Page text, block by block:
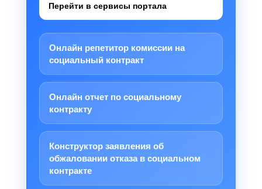
Перейти в сервисы портала
Онлайн репетитор комиссии на
социальный контракт
Онлайн отчет по социальному
контракту
Конструктор заявления об
обжаловании отказа в социальном
контракте